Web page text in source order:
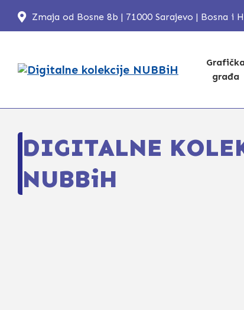
Zmaja od Bosne 8b | 71000 Sarajevo | Bosna i
Grafička
građa
DIGITALNE
NUBBiH